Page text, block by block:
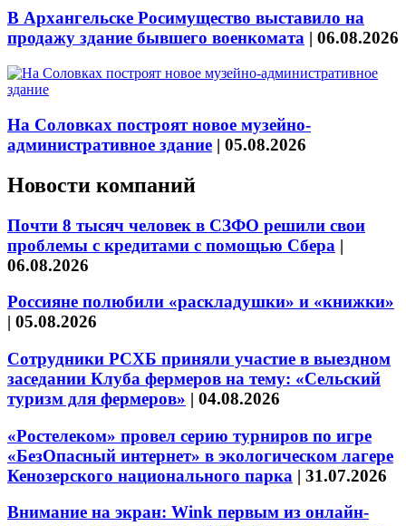
В Архангельске Росимущество выставило на
продажу здание бывшего военкомата | 06.08.2026
На Соловках построят новое музейно-
административное здание | 05.08.2026
Новости компаний
Почти 8 тысяч человек в СЗФО решили свои
проблемы с кредитами с помощью Сбера |
06.08.2026
Россияне полюбили «раскладушки» и «книжки»
| 05.08.2026
Сотрудники РСХБ приняли участие в выездном
заседании Клуба фермеров на тему: «Сельский
туризм для фермеров» | 04.08.2026
«Ростелеком» провел серию турниров по игре
«БезОпасный интернет» в экологическом лагере
Кенозерского национального парка | 31.07.2026
Внимание на экран: Wink первым из онлайн-